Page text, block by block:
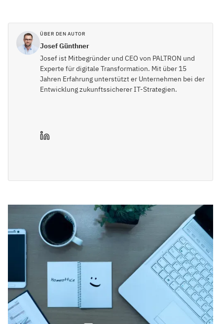
ÜBER DEN AUTOR
Josef Günthner
Josef ist Mitbegründer und CEO von PALTRON und
Experte für digitale Transformation. Mit über 15
Jahren Erfahrung unterstützt er Unternehmen bei der
Entwicklung zukunftssicherer IT-Strategien.